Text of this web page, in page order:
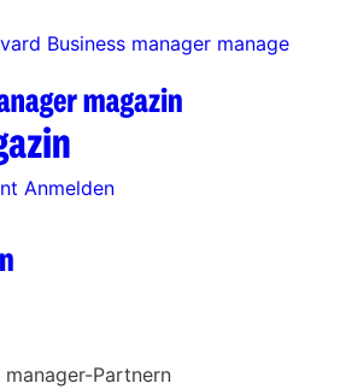
Business manager manage
Anmelden
Partnern